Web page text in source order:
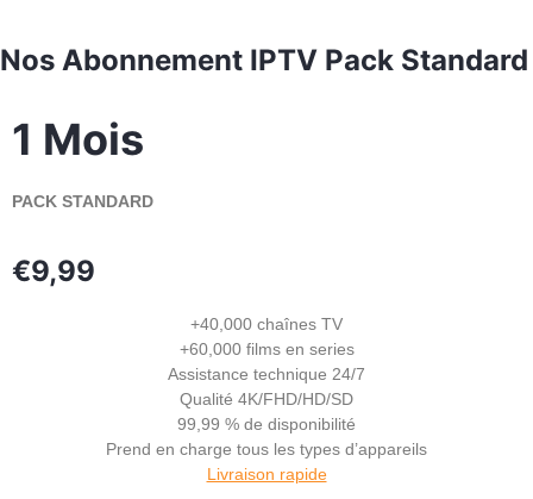
Nos Abonnement IPTV Pack Standard
1 Mois
PACK STANDARD
€9,99
+40,000 chaînes TV
+60,000 films en series
Assistance technique 24/7
Qualité 4K/FHD/HD/SD
99,99 % de disponibilité
Prend en charge tous les types d’appareils
Livraison rapide